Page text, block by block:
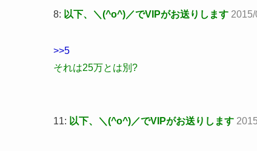
8: 以下、＼(^o^)／でVIPがお送りします
>>5
それは25万とは別?
11: 以下、＼(^o^)／でVIPがお送りします